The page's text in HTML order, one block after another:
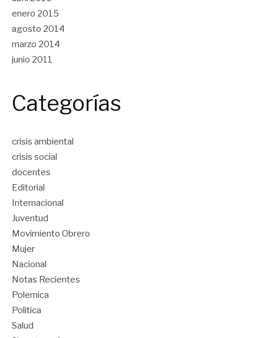
enero 2015
agosto 2014
marzo 2014
junio 2011
Categorías
crisis ambiental
crisis social
docentes
Editorial
Internacional
Juventud
Movimiento Obrero
Mujer
Nacional
Notas Recientes
Polemica
Politica
Salud